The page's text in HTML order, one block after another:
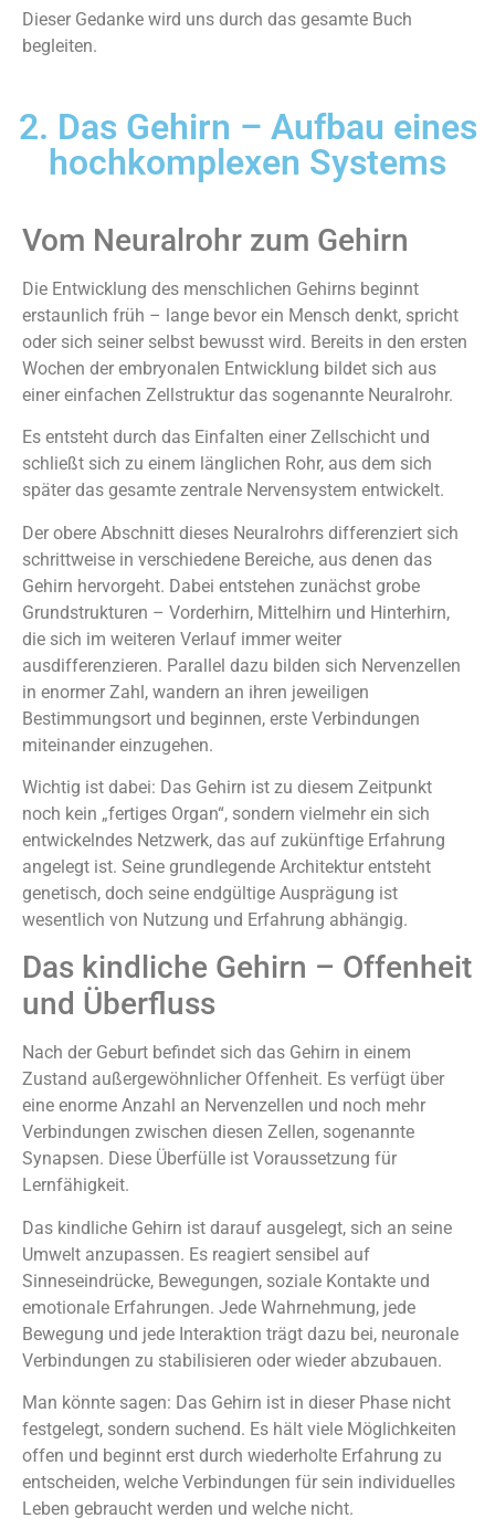
Dieser Gedanke wird uns durch das gesamte Buch
begleiten.
2. Das Gehirn – Aufbau eines
hochkomplexen Systems
Vom Neuralrohr zum Gehirn
Die Entwicklung des menschlichen Gehirns beginnt
erstaunlich früh – lange bevor ein Mensch denkt, spricht
oder sich seiner selbst bewusst wird. Bereits in den ersten
Wochen der embryonalen Entwicklung bildet sich aus
einer einfachen Zellstruktur das sogenannte Neuralrohr.
Es entsteht durch das Einfalten einer Zellschicht und
schließt sich zu einem länglichen Rohr, aus dem sich
später das gesamte zentrale Nervensystem entwickelt.
Der obere Abschnitt dieses Neuralrohrs differenziert sich
schrittweise in verschiedene Bereiche, aus denen das
Gehirn hervorgeht. Dabei entstehen zunächst grobe
Grundstrukturen – Vorderhirn, Mittelhirn und Hinterhirn,
die sich im weiteren Verlauf immer weiter
ausdifferenzieren. Parallel dazu bilden sich Nervenzellen
in enormer Zahl, wandern an ihren jeweiligen
Bestimmungsort und beginnen, erste Verbindungen
miteinander einzugehen.
Wichtig ist dabei: Das Gehirn ist zu diesem Zeitpunkt
noch kein „fertiges Organ“, sondern vielmehr ein sich
entwickelndes Netzwerk, das auf zukünftige Erfahrung
angelegt ist. Seine grundlegende Architektur entsteht
genetisch, doch seine endgültige Ausprägung ist
wesentlich von Nutzung und Erfahrung abhängig.
Das kindliche Gehirn – Offenheit
und Überfluss
Nach der Geburt befindet sich das Gehirn in einem
Zustand außergewöhnlicher Offenheit. Es verfügt über
eine enorme Anzahl an Nervenzellen und noch mehr
Verbindungen zwischen diesen Zellen, sogenannte
Synapsen. Diese Überfülle ist Voraussetzung für
Lernfähigkeit.
Das kindliche Gehirn ist darauf ausgelegt, sich an seine
Umwelt anzupassen. Es reagiert sensibel auf
Sinneseindrücke, Bewegungen, soziale Kontakte und
emotionale Erfahrungen. Jede Wahrnehmung, jede
Bewegung und jede Interaktion trägt dazu bei, neuronale
Verbindungen zu stabilisieren oder wieder abzubauen.
Man könnte sagen: Das Gehirn ist in dieser Phase nicht
festgelegt, sondern suchend. Es hält viele Möglichkeiten
offen und beginnt erst durch wiederholte Erfahrung zu
entscheiden, welche Verbindungen für sein individuelles
Leben gebraucht werden und welche nicht.